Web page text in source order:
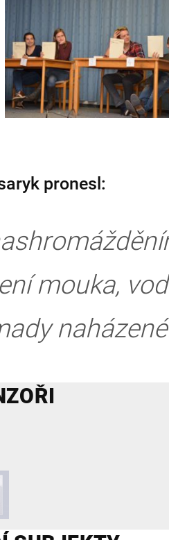
pronesl:
mouka,